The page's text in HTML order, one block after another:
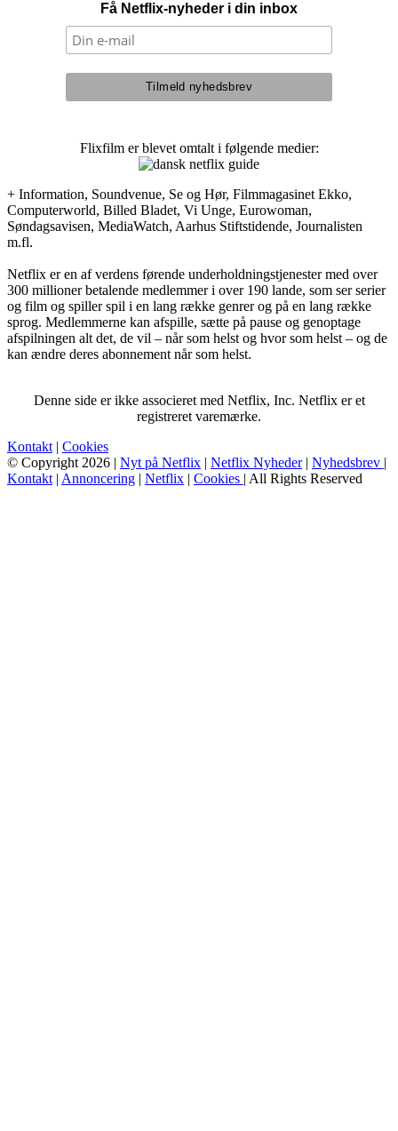
Få Netflix-nyheder i din inbox
Flixfilm er blevet omtalt i følgende medier:
+ Information, Soundvenue, Se og Hør, Filmmagasinet Ekko,
Computerworld, Billed Bladet, Vi Unge, Eurowoman,
Søndagsavisen, MediaWatch, Aarhus Stiftstidende, Journalisten
m.fl.
Netflix er en af verdens førende underholdningstjenester med over
300 millioner betalende medlemmer i over 190 lande, som ser serier
og film og spiller spil i en lang række genrer og på en lang række
sprog. Medlemmerne kan afspille, sætte på pause og genoptage
afspilningen alt det, de vil – når som helst og hvor som helst – og de
kan ændre deres abonnement når som helst.
Denne side er ikke associeret med Netflix, Inc. Netflix er et
registreret varemærke.
Kontakt | Cookies
© Copyright 2026 | Nyt på Netflix | Netflix Nyheder| Nyhedsbrev |
Kontakt | Annoncering | Netflix | Cookies | All Rights Reserved